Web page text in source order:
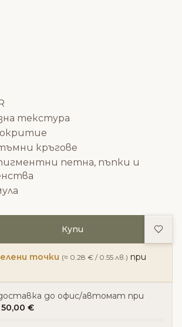
текстура
кръгове
петна, пъпки и
Купи
точки (≈ 0.28 € / 0.55 лв.) при
до офис/автомат при
50,00 €